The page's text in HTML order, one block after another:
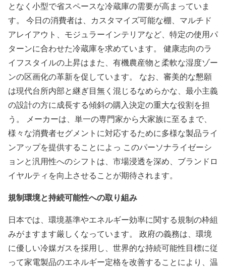
となく小型で省スペースな冷蔵庫の需要が高まっていま
す。 今日の消費者は、カスタマイズ可能な棚、マルチド
アレイアウト、モジュラーインテリアなど、特定の使用パ
ターンに合わせた冷蔵庫を求めています。 健康志向のラ
イフスタイルの上昇はまた、有機農産物と柔軟な湿度ゾー
ンの区画化の革新を促しています。 なお、審美的な懇願
は現代台所内部と継ぎ目無く混じるなめらかな、最小主義
の設計の方に成長する傾斜の購入決定の重大な役割を担
う。 メーカーは、単一の専門家から大家族に至るまで、
様々な消費者セグメントに対応するために多様な製品ライ
ンアップを提供することによっ このパーソナライゼーシ
ョンと汎用性へのシフトは、市場浸透を深め、ブランドロ
イヤルティを向上させることが期待されます。
規制環境と持続可能性への取り組み
日本では、環境基準やエネルギー効率に関する規制の枠組
みがますます厳しくなっています。 政府の義務は、環境
に優しい冷媒ガスを採用し、世界的な持続可能性目標に従
って家電製品のエネルギー定格を改善することにより、温